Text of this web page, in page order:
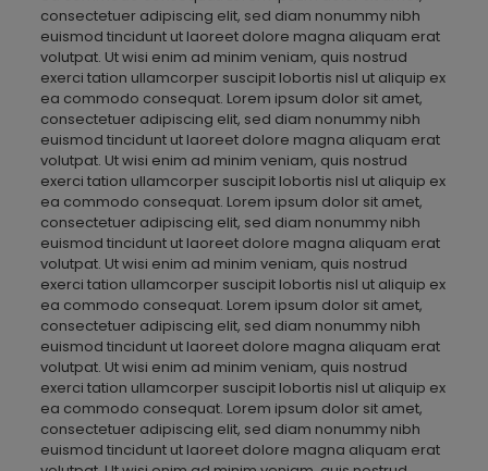
consectetuer adipiscing elit, sed diam nonummy nibh
euismod tincidunt ut laoreet dolore magna aliquam erat
volutpat. Ut wisi enim ad minim veniam, quis nostrud
exerci tation ullamcorper suscipit lobortis nisl ut aliquip ex
ea commodo consequat. Lorem ipsum dolor sit amet,
consectetuer adipiscing elit, sed diam nonummy nibh
euismod tincidunt ut laoreet dolore magna aliquam erat
volutpat. Ut wisi enim ad minim veniam, quis nostrud
exerci tation ullamcorper suscipit lobortis nisl ut aliquip ex
ea commodo consequat. Lorem ipsum dolor sit amet,
consectetuer adipiscing elit, sed diam nonummy nibh
euismod tincidunt ut laoreet dolore magna aliquam erat
volutpat. Ut wisi enim ad minim veniam, quis nostrud
exerci tation ullamcorper suscipit lobortis nisl ut aliquip ex
ea commodo consequat. Lorem ipsum dolor sit amet,
consectetuer adipiscing elit, sed diam nonummy nibh
euismod tincidunt ut laoreet dolore magna aliquam erat
volutpat. Ut wisi enim ad minim veniam, quis nostrud
exerci tation ullamcorper suscipit lobortis nisl ut aliquip ex
ea commodo consequat. Lorem ipsum dolor sit amet,
consectetuer adipiscing elit, sed diam nonummy nibh
euismod tincidunt ut laoreet dolore magna aliquam erat